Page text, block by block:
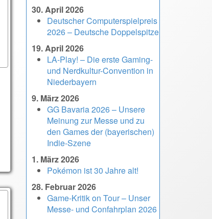
30. April 2026
Deutscher Computerspielpreis
2026 – Deutsche Doppelspitze
19. April 2026
LA-Play! – Die erste Gaming-
und Nerdkultur-Convention in
Niederbayern
9. März 2026
GG Bavaria 2026 – Unsere
Meinung zur Messe und zu
den Games der (bayerischen)
Indie-Szene
1. März 2026
Pokémon ist 30 Jahre alt!
28. Februar 2026
Game-Kritik on Tour – Unser
Messe- und Confahrplan 2026